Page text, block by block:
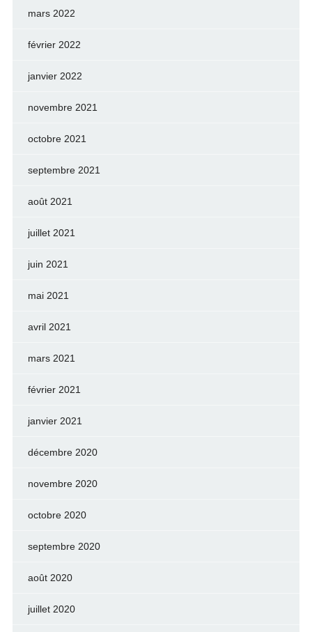
mars 2022
février 2022
janvier 2022
novembre 2021
octobre 2021
septembre 2021
août 2021
juillet 2021
juin 2021
mai 2021
avril 2021
mars 2021
février 2021
janvier 2021
décembre 2020
novembre 2020
octobre 2020
septembre 2020
août 2020
juillet 2020